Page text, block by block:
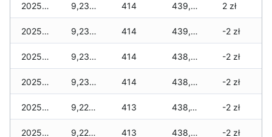
2025-12-26 9,235 zł 414 439,205 zł 2 zł
2025-12-25 9,235 zł 414 439,075 zł -2 zł
2025-12-24 9,235 zł 414 438,625 zł -2 zł
2025-12-23 9,235 zł 414 438,280 zł -2 zł
2025-12-22 9,225 zł 413 438,120 zł -2 zł
2025-12-21 9,225 zł 413 438,025 zł -2 zł